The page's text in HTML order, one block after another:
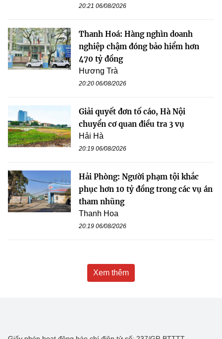
20:21 06/08/2026
Thanh Hoá: Hàng nghìn doanh
nghiệp chậm đóng bảo hiểm hơn
470 tỷ đồng
Hương Trà
20:20 06/08/2026
Giải quyết đơn tố cáo, Hà Nội
chuyển cơ quan điều tra 3 vụ
Hải Hà
20:19 06/08/2026
Hải Phòng: Người phạm tội khắc
phục hơn 10 tỷ đồng trong các vụ án
tham nhũng
Thanh Hoa
20:19 06/08/2026
Xem thêm